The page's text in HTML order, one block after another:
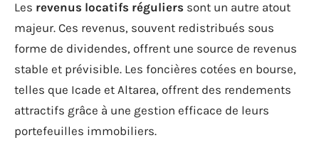
Les revenus locatifs réguliers sont un autre atout
majeur. Ces revenus, souvent redistribués sous
forme de dividendes, offrent une source de revenus
stable et prévisible. Les foncières cotées en bourse,
telles que Icade et Altarea, offrent des rendements
attractifs grâce à une gestion efficace de leurs
portefeuilles immobiliers.